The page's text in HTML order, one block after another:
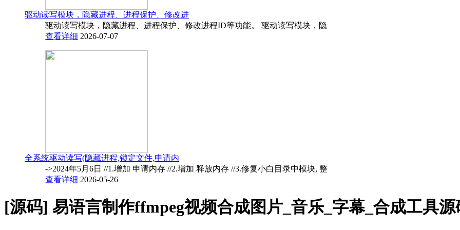
驱动读写模块，隐藏进程、进程保护、修改进
驱动读写模块，隐藏进程、进程保护、修改进程ID等功能。 驱动读写模块，隐
查看详细 2026-07-07
全系统驱动读写(隐藏进程,锁定文件,申请内
->2024年5月6日 //1.增加 申请内存 //2.增加 释放内存 //3.修复小白目录中模块, 整
查看详细 2026-05-26
[源码] 易语言制作ffmpeg视频合成图片_音乐_字幕_合成工具